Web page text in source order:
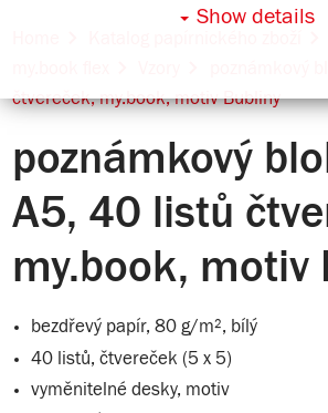
čtvereček, my.book, motiv Bubliny
poznámkový
A5, 40 listů
my.book, motiv
bezdřevý papír, 80 g/m², bílý
40 listů, čtvereček (5 x 5)
vyměnitelné desky, motiv
Show details